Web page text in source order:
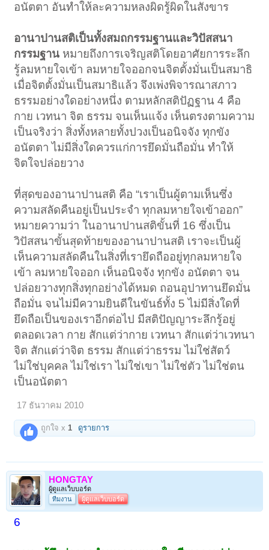
อนัตตา อันทำให้ละความหลงผิดรู้ผิดในสังขาร
อานาปานสติเป็นทั้งสมถกรรมฐานและวิปัสสนา
กรรมฐาน หมายถึงการเจริญสติโดยอาศัยการระลึก
รู้ลมหายใจเข้า ลมหายใจออกจนจิตตั้งมั่นเป็นสมาธิ
เมื่อจิตตั้งมั่นเป็นสมาธิแล้ว จึงเพ่งพิจารณาสภาว
ธรรมอย่างใดอย่างหนึ่ง ตามหลักสติปัฏฐาน 4 คือ
กาย เวทนา จิต ธรรม จนเห็นแจ้ง เห็นตรงตามความ
เป็นจริงว่า สิ่งทั้งหลายทั้งปวงเป็นอนิจจัง ทุกขัง
อนัตตา ไม่มีสิ่งใดควรแก่การยึดมั่นถือมั่น ทำให้
จิตใจปล่อยวาง
ที่สุดของอานาปานสติ คือ “เราเป็นผู้ตามเห็นซึ่ง
ความสลัดคืนอยู่เป็นประจำ ทุกลมหายใจเข้าออก”
หมายความว่า ในอานาปานสติขั้นที่ 16 ซึ่งเป็น
วิปัสสนาขั้นสุดท้ายของอานาปานสติ เราจะเป็นผู้
เห็นความสลัดคืนในสิ่งที่เรายึดถืออยู่ทุกลมหายใจ
เข้า ลมหายใจออก เห็นอนิจจัง ทุกขัง อนัตตา จน
ปล่อยวางทุกสิ่งทุกอย่างได้หมด ถอนอุปาทานยึดมั่น
ถือมั่น จนไม่มีความยินดีในขันธ์ทั้ง 5 ไม่มีสิ่งใดที่
ยึดถือเป็นของเราอีกต่อไป มีสติปัญญาระลึกรู้อยู่
ตลอดเวลา กาย สักแต่ว่ากาย เวทนา สักแต่ว่าเวทนา
จิต สักแต่ว่าจิต ธรรม สักแต่ว่าธรรม ไม่ใช่สัตว์
ไม่ใช่บุคคล ไม่ใช่เรา ไม่ใช่เขา ไม่ใช่ตัว ไม่ใช่ตน
เป็นอนัตตา
17 ธันวาคม 2010
ถูกใจ x1 ดูรายการ
HONGTAY
ผู้ดูแลเว็บบอร์ด
ทีมงาน
ผู้ดูแลเว็บบอร์ด
6